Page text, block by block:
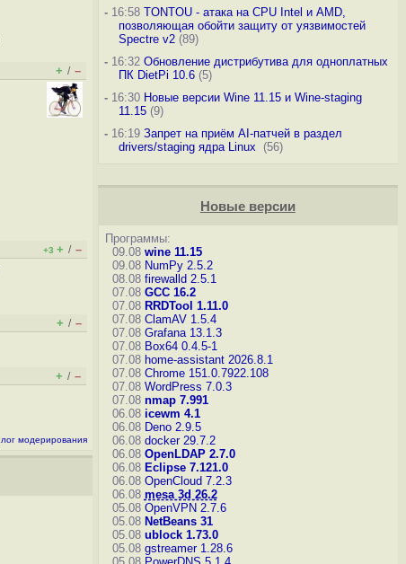
+ / –
+3 + / –
+ / –
+ / –
лог модерирования
-16:58 TONTOU - атака на CPU Intel и AMD,
позволяющая обойти защиту от уязвимостей
Spectre v2(89)
-16:32 Обновление дистрибутива для одноплатных
ПК DietPi 10.6(5)
-16:30 Новые версии Wine 11.15 и Wine-staging
11.15(9)
-16:19 Запрет на приём AI-патчей в раздел
drivers/staging ядра Linux
(56)
Новые версии
Программы:
09.08 wine 11.15
09.08 NumPy 2.5.2
08.08 firewalld 2.5.1
07.08 GCC 16.2
07.08 RRDTool 1.11.0
07.08 ClamAV 1.5.4
07.08 Grafana 13.1.3
07.08 Box64 0.4.5-1
07.08 home-assistant 2026.8.1
07.08 Chrome 151.0.7922.108
07.08 WordPress 7.0.3
07.08 nmap 7.991
06.08 icewm 4.1
06.08 Deno 2.9.5
06.08 docker 29.7.2
06.08 OpenLDAP 2.7.0
06.08 Eclipse 7.121.0
06.08 OpenCloud 7.2.3
06.08 mesa 3d 26.2
05.08 OpenVPN 2.7.6
05.08 NetBeans 31
05.08 ublock 1.73.0
05.08 gstreamer 1.28.6